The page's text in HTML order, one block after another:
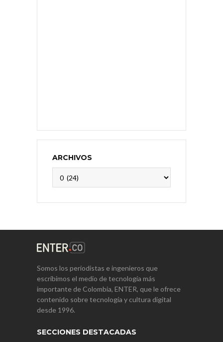
ARCHIVOS
Somos los periodistas e ingenieros que
escribimos el medio de tecnología más
importante de Colombia, ENTER, que le ofrece
contenido sobre tecnología y cultura digital
desde 1996.
SECCIONES DESTACADAS